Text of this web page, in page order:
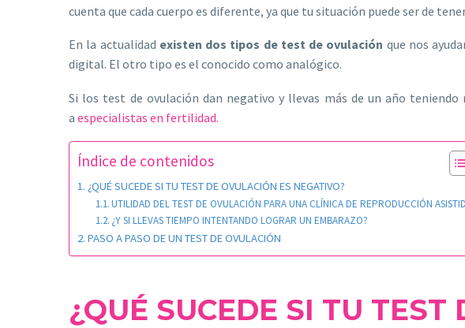
cuenta que cada cuerpo es diferente, ya que tu situación puede ser de
En la actualidad existen dos tipos de test de ovulación que nos
digital. El otro tipo es el conocido como analógico.
Si los test de ovulación dan negativo y llevas más de un año
a especialistas en fertilidad.
Índice de contenidos
¿QUÉ SUCEDE SI TU TEST DE OVULACIÓN ES NEGATIVO?
UTILIDAD DEL TEST DE OVULACIÓN PARA UNA CLÍNICA DE REPRODUCCIÓN
¿Y SI LLEVAS TIEMPO INTENTANDO LOGRAR UN EMBARAZO?
PASO A PASO DE UN TEST DE OVULACIÓN
¿QUÉ SUCEDE SI TU